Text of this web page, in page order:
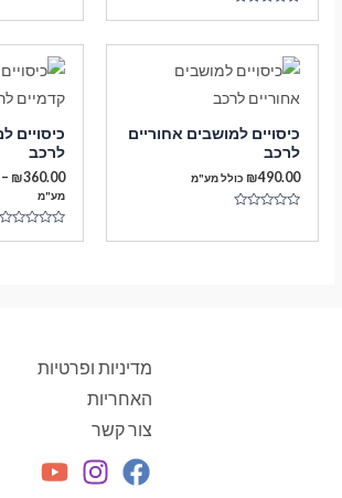
כיסויים למושבים אחוריים
לרכב
₪490.00 כולל מע"מ
מתוך
כיסויים
לרכב
₪360.00
–
מע"מ
מדיניות ופרטיות
האחריות
צור קשר